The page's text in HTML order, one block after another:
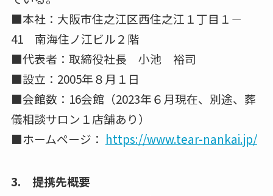
■本社：大阪市住之江区西住之江１丁目１－
41 南海住ノ江ビル２階
■代表者：取締役社長 小池 裕司
■設立：2005年８月１日
■会館数：16会館（2023年６月現在、別途、葬
儀相談サロン１店舗あり）
■ホームページ： https://www.tear-nankai.jp/
3. 提携先概要